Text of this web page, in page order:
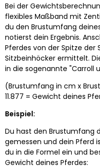
Bei der
flexibles Maßband mit
du den Brustumfang
notierst dein Ergebnis.
Pferdes von der Spitze der
Sitzbeinhöcker ermittelt.
in die sogenannte "Carroll
(Brustumfang in cm x
11.877 = Gewicht deines
Beispiel:
Du hast den Brustumfang
gemessen und dein Pferd
du in die Formel ein und
Gewicht deines Pferdes: